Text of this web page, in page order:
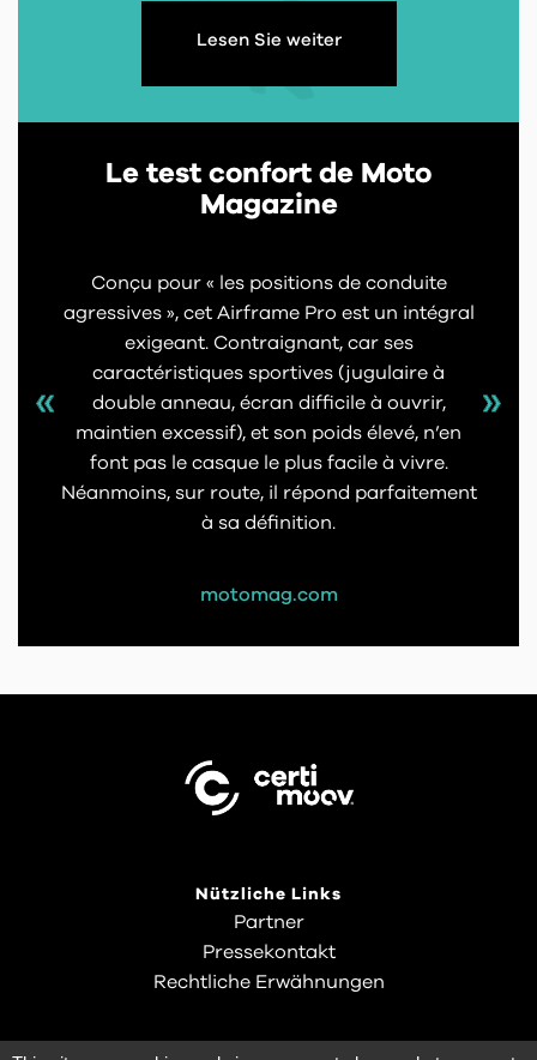
Lesen Sie weiter
Le test confort de Moto
Magazine
Conçu pour « les positions de conduite
agressives », cet Airframe Pro est un intégral
exigeant. Contraignant, car ses
caractéristiques sportives (jugulaire à
double anneau, écran difficile à ouvrir,
maintien excessif), et son poids élevé, n’en
font pas le casque le plus facile à vivre.
Néanmoins, sur route, il répond parfaitement
à sa définition.
motomag.com
Nützliche Links
Partner
Pressekontakt
Rechtliche Erwähnungen